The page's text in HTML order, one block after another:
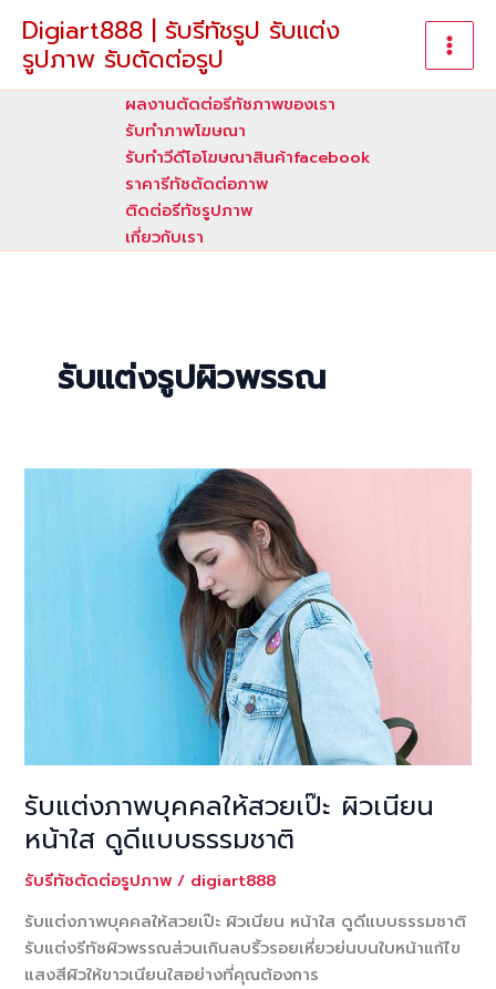
content
Digiart888 | รับรีทัชรูป รับแต่ง
รูปภาพ รับตัดต่อรูป
ผลงานตัดต่อรีทัชภาพของเรา
รับทําภาพโฆษณา
รับทำวีดีโอโฆษณาสินค้าfacebook
ราคารีทัชตัดต่อภาพ
ติดต่อรีทัชรูปภาพ
เกี่ยวกับเรา
รับแต่งรูปผิวพรรณ
รับแต่งภาพบุคคลให้สวยเป๊ะ ผิวเนียน
หน้าใส ดูดีแบบธรรมชาติ
รับรีทัชตัดต่อรูปภาพ / digiart888
รับแต่งภาพบุคคลให้สวยเป๊ะ ผิวเนียน หน้าใส ดูดีแบบธรรมชาติ
รับแต่งรีทัชผิวพรรณส่วนเกินลบริ้วรอยเหี่ยวย่นบนใบหน้าแก้ไข
แสงสีผิวให้ขาวเนียนใสอย่างที่คุณต้องการ